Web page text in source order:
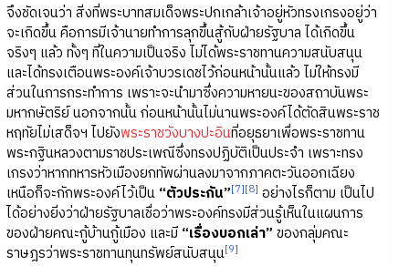
จึงชัดเจนว่า สิ่งที่พระบาทสมเด็จพระปกเกล้าเจ้าอยู่หัวทรงเกรงอยู่ว่า
จะเกิดขึ้น คือการมีเจ้านายทำการลุกขึ้นสู้กับฝ่ายรัฐบาล ได้เกิดขึ้น
จริงๆ แล้ว ทั้งๆ ที่ในความเป็นจริง ไม่ได้พระราชทานความสนับสนุน
และได้ทรงเตือนพระองค์เจ้าบวรเดชไว้ก่อนหน้านั้นแล้ว ไม่ให้ทรงมี
ส่วนในการกระทำการ เพราะจะนำมาซึ่งความหายนะของสถาบันพระ
มหากษัตริย์ นอกจากนั้น ก่อนหน้านั้นไม่นานพระองค์ได้ตัดสินพระราช
หฤทัยไม่เสด็จฯ ไปยังพระราชวังบางปะอินที่อยุธยาเพื่อพระราชทาน
พระกฐินหลวงตามราชประเพณีซึ่งทรงปฏิบัติเป็นประจำ เพราะทรง
เกรงว่าหากทหารหัวเมืองยกทัพผ่านลงมาจากภาคตะวันออกเฉียง
เหนือก็จะกักพระองค์ไว้เป็น “ตัวประกัน”[7][8] อย่างไรก็ตาม เป็นไป
ได้อย่างยิ่งว่าฝ่ายรัฐบาลเชื่อว่าพระองค์ทรงมีส่วนรู้เห็นในแผนการ
ของฝ่ายคณะกู้บ้านกู้เมือง และมี “เรื่องบอกเล่า” ของกลุ่มคณะ
ราษฎรว่าพระราชทานทุนทรัพย์สนับสนุน[9]